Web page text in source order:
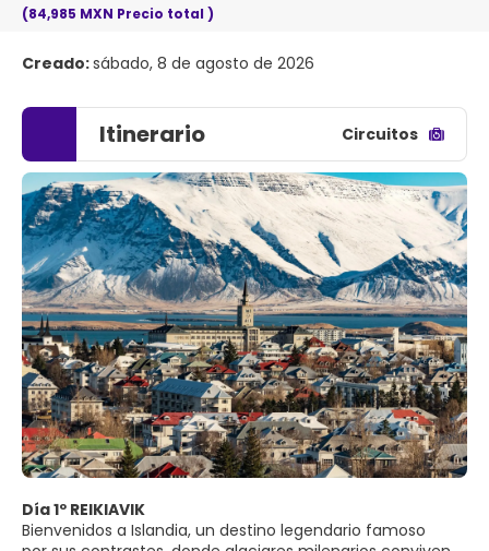
(84,985 MXN Precio total )
Creado:sábado, 8 de agosto de 2026
Itinerario Circuitos
Día 1º REIKIAVIK
Bienvenidos a Islandia, un destino legendario famoso